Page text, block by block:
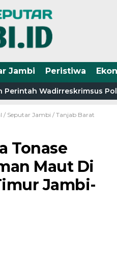
Jambi Peristiwa
Wadirreskrimsus
/ Seputar Jambi / Tanjab Barat
Tonase
Maut Di
Jambi-